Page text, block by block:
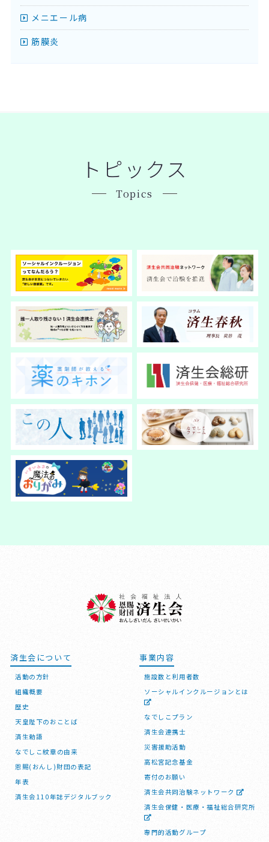
メニエール病
筋膜炎
トピックス
Topics
済生会について
活動の方針
組織概要
歴史
天皇陛下のおことば
済生勅語
なでしこ紋章の由来
恩賜(おんし)財団の表記
年表
済生会110年誌デジタルブック
事業内容
施設数と利用者数
ソーシャルインクルージョンとは
なでしこプラン
済生会連携士
災害援助活動
高松宮記念基金
寄付のお願い
済生会共同治験ネットワーク
済生会保健・医療・福祉総合研究所
専門的活動グループ